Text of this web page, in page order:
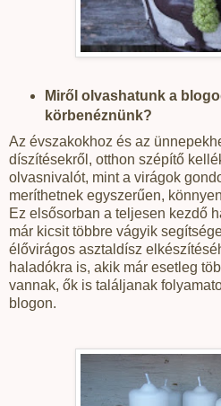
Miről olvashatunk a
körbenéznünk?
Az évszakokhoz és az
díszítésekről, otthon szépítő
olvasnivalót, mint a virágok
meríthetnek egyszerűen,
Ez elsősorban a teljesen kezdő
már kicsit többre vágyik
élővirágos asztaldísz
haladókra is, akik már esetleg
vannak, ők is találjanak
blogon.